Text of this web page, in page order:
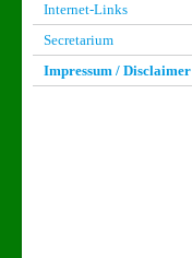
Internet-Links
Secretarium
Impressum / Disclaimer